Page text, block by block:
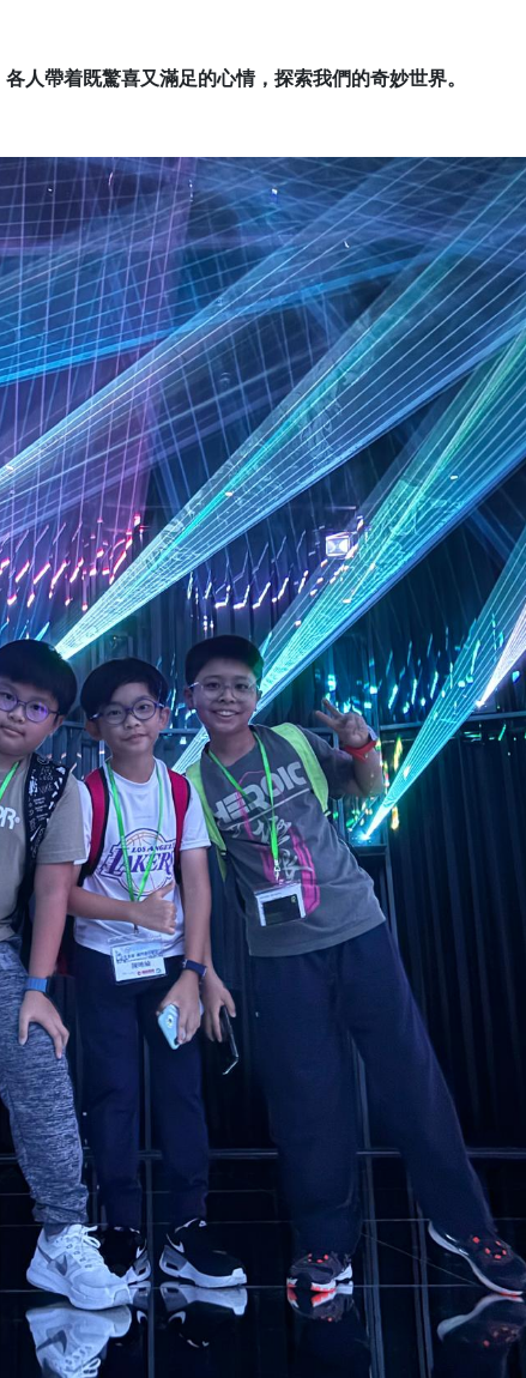
帶着既驚喜又滿足的心情，探索我們的奇妙世界。